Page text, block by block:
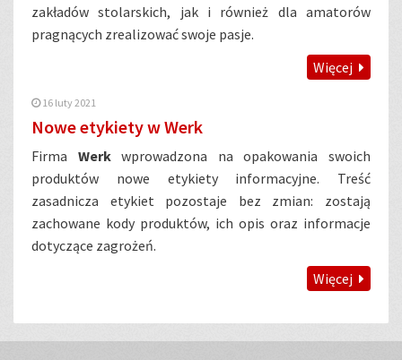
zakładów stolarskich, jak i również dla amatorów
pragnących zrealizować swoje pasje.
Więcej
16 luty 2021
Nowe etykiety w Werk
Firma Werkwprowadzona na opakowania swoich
produktów nowe etykiety informacyjne. Treść
zasadnicza etykiet pozostaje bez zmian: zostają
zachowane kody produktów, ich opis oraz informacje
dotyczące zagrożeń.
Więcej